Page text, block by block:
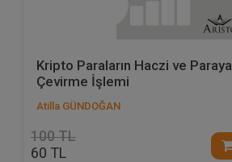
Kripto Paraların Haczi ve Paraya
Çevirme İşlemi
Atilla GÜNDOĞAN
100 TL
60 TL